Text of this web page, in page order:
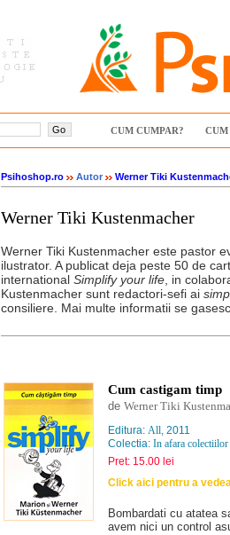
CUM CUMPAR? CUM
Psihoshop.ro Autor Werner Tiki
Werner Tiki Kustenmacher
Werner Tiki Kustenmacher este pastor
ilustrator. A publicat deja peste 50 de
international Simplify your life , in
Kustenmacher sunt redactori-sefi ai
consiliere. Mai multe informatii se
Cum castigam timp
de Werner Tiki
Editura: All, 2011
Colectia: In afara colectiilor
Pret: 15.00 lei
Click aici pentru a
Bombardati cu atatea
avem nici un control